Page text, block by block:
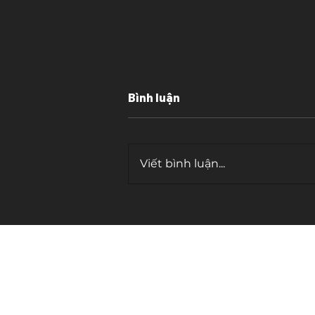
trị
Bình luận
Viết bình luận...